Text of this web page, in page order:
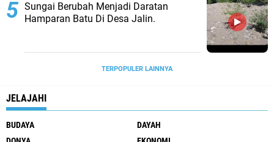
Sungai Berubah Menjadi Daratan
Hamparan Batu Di Desa Jalin.
TERPOPULER LAINNYA
JELAJAHI
BUDAYA
DAYAH